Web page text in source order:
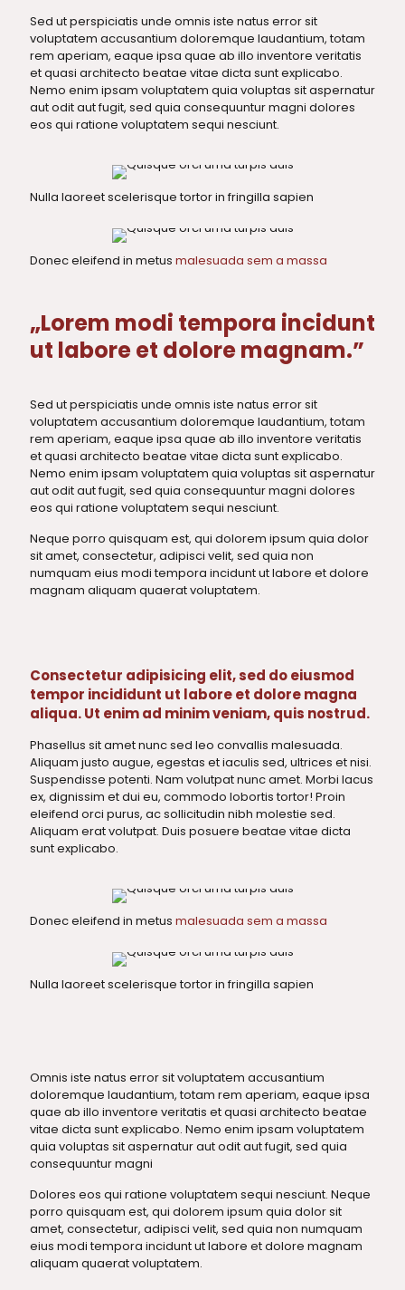
Sed ut perspiciatis unde omnis iste natus error sit
voluptatem accusantium doloremque laudantium, totam
rem aperiam, eaque ipsa quae ab illo inventore veritatis
et quasi architecto beatae vitae dicta sunt explicabo.
Nemo enim ipsam voluptatem quia voluptas sit aspernatur
aut odit aut fugit, sed quia consequuntur magni dolores
eos qui ratione voluptatem sequi nesciunt.
Nulla laoreet scelerisque tortor in fringilla sapien
Donec eleifend in metus malesuada sem a massa
„Lorem modi tempora incidunt
ut labore et dolore magnam.”
Sed ut perspiciatis unde omnis iste natus error sit
voluptatem accusantium doloremque laudantium, totam
rem aperiam, eaque ipsa quae ab illo inventore veritatis
et quasi architecto beatae vitae dicta sunt explicabo.
Nemo enim ipsam voluptatem quia voluptas sit aspernatur
aut odit aut fugit, sed quia consequuntur magni dolores
eos qui ratione voluptatem sequi nesciunt.
Neque porro quisquam est, qui dolorem ipsum quia dolor
sit amet, consectetur, adipisci velit, sed quia non
numquam eius modi tempora incidunt ut labore et dolore
magnam aliquam quaerat voluptatem.
Consectetur adipisicing elit, sed do eiusmod
tempor incididunt ut labore et dolore magna
aliqua. Ut enim ad minim veniam, quis nostrud.
Phasellus sit amet nunc sed leo convallis malesuada.
Aliquam justo augue, egestas et iaculis sed, ultrices et nisi.
Suspendisse potenti. Nam volutpat nunc amet. Morbi lacus
ex, dignissim et dui eu, commodo lobortis tortor! Proin
eleifend orci purus, ac sollicitudin nibh molestie sed.
Aliquam erat volutpat. Duis posuere beatae vitae dicta
sunt explicabo.
Donec eleifend in metus malesuada sem a massa
Nulla laoreet scelerisque tortor in fringilla sapien
Omnis iste natus error sit voluptatem accusantium
doloremque laudantium, totam rem aperiam, eaque ipsa
quae ab illo inventore veritatis et quasi architecto beatae
vitae dicta sunt explicabo. Nemo enim ipsam voluptatem
quia voluptas sit aspernatur aut odit aut fugit, sed quia
consequuntur magni
Dolores eos qui ratione voluptatem sequi nesciunt. Neque
porro quisquam est, qui dolorem ipsum quia dolor sit
amet, consectetur, adipisci velit, sed quia non numquam
eius modi tempora incidunt ut labore et dolore magnam
aliquam quaerat voluptatem.